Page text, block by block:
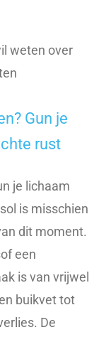
Gun je
rust
je lichaam
is misschien
dit moment.
een
is van vrijwel
buikvet tot
De